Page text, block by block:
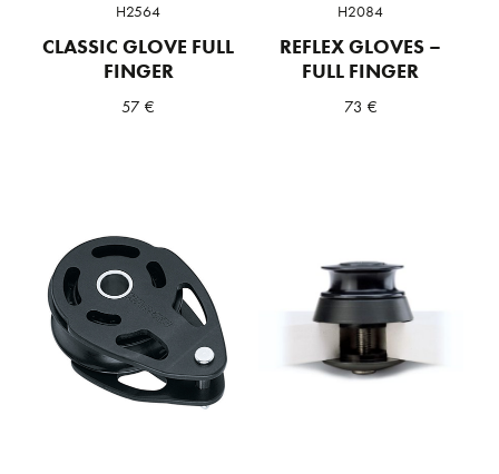
H2564
CLASSIC GLOVE FULL
FINGER
57€
H2084
REFLEX GLOVES –
FULL FINGER
73 €